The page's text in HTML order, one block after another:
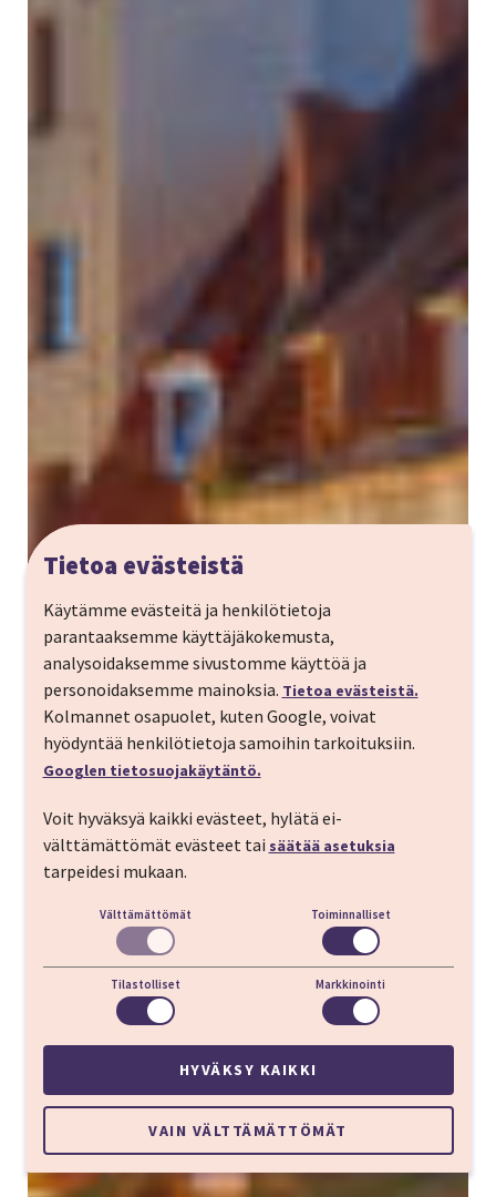
Tietoa evästeistä
Käytämme evästeitä ja henkilötietoja
parantaaksemme käyttäjäkokemusta,
analysoidaksemme sivustomme käyttöä ja
personoidaksemme mainoksia. Tietoa evästeistä.
Kolmannet osapuolet, kuten Google, voivat
hyödyntää henkilötietoja samoihin tarkoituksiin.
Googlen tietosuojakäytäntö.
Voit hyväksyä kaikki evästeet, hylätä ei-
välttämättömät evästeet tai säätää asetuksia
tarpeidesi mukaan.
Välttämättömät Toiminnalliset
Tilastolliset Markkinointi
HYVÄKSY KAIKKI
VAIN VÄLTTÄMÄTTÖMÄT